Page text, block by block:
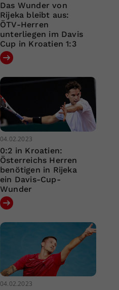
Das Wunder von
Rijeka bleibt aus:
ÖTV-Herren
unterliegen im Davis
Cup in Kroatien 1:3
04.02.2023
0:2 in Kroatien:
Österreichs Herren
benötigen in Rijeka
ein Davis-Cup-
Wunder
04.02.2023